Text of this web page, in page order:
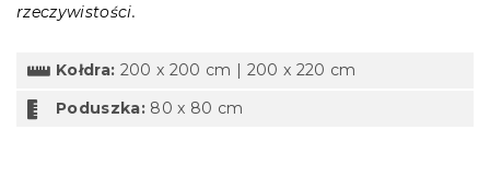
rzeczywistości.
Kołdra: 200 x 200 cm | 200 x 220 cm
Poduszka: 80 x 80 cm